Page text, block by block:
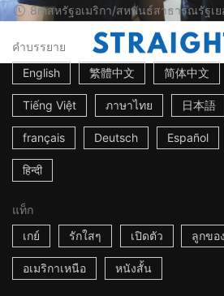
8mสหรัฐอเมริกา/สหพันธ์สาธารณรัฐเ
คำบรรยาย
English
繁體中文 简体中文
Tiếng Việt ภาษาไทย 日本語
français Deutsch Español
हिन्दी
แท็ก
เกย์
รักใสๆ เปิดตัว ลูกขอ
อเมริกาเหนือ หนังสั้น